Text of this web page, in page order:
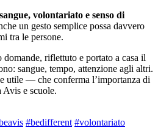
volontariato e senso di
un gesto semplice possa davvero
tra le persone.
riflettuto e portato a casa il
sangue, tempo, attenzione agli altri.
utile — che conferma l’importanza di
Avis e scuole.
#bedifferent #volontariato